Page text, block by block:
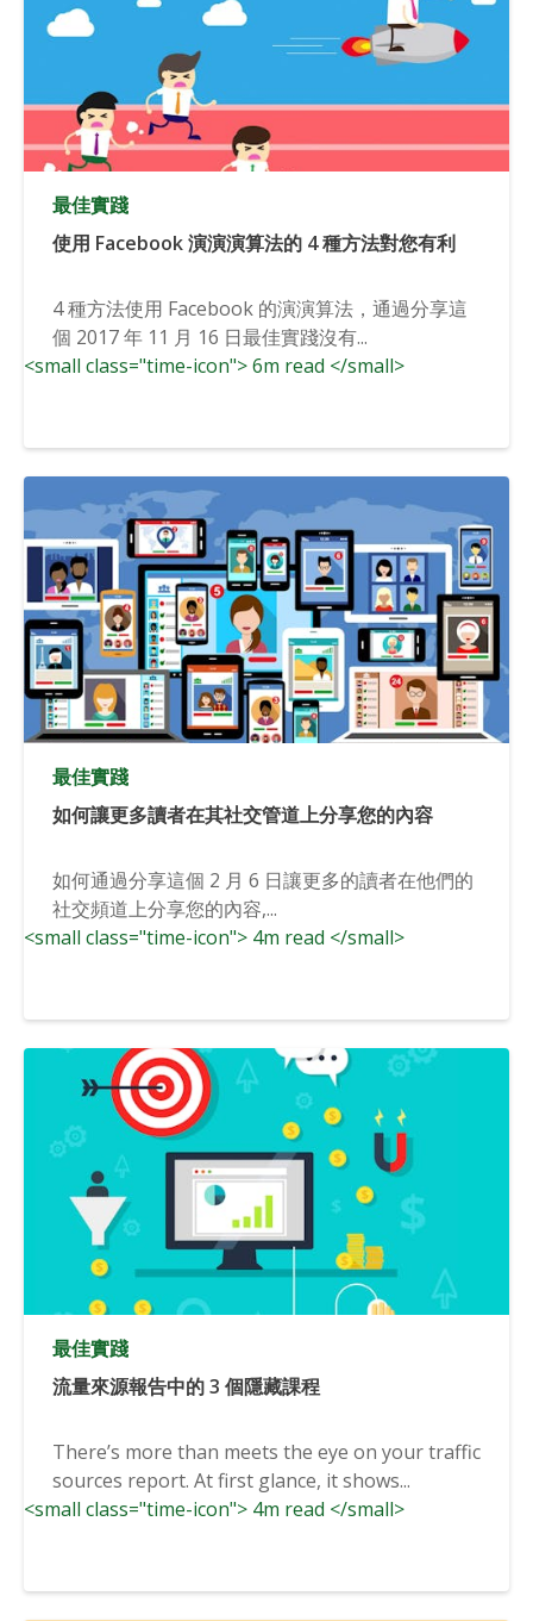
最佳實踐
使用 Facebook 演演演算法的 4 種方法對您有利
4 種方法使用 Facebook 的演演算法，通過分享這
個 2017 年 11 月 16 日最佳實踐沒有...
<small class="time-icon"> 6m read </small>
最佳實踐
如何讓更多讀者在其社交管道上分享您的內容
如何通過分享這個 2 月 6 日讓更多的讀者在他們的
社交頻道上分享您的內容,...
<small class="time-icon"> 4m read </small>
最佳實踐
流量來源報告中的 3 個隱藏課程
There’s more than meets the eye on your traffic
sources report. At first glance, it shows...
<small class="time-icon"> 4m read </small>